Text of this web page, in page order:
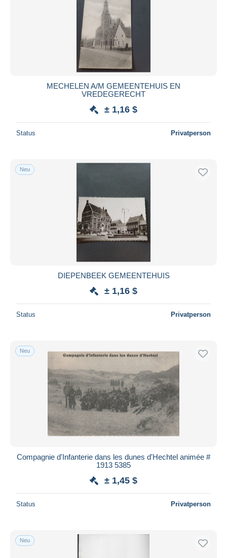
MECHELEN A/M GEMEENTEHUIS EN
VREDEGERECHT
± 1,16 $
Status Privatperson
Neu
DIEPENBEEK GEMEENTEHUIS
± 1,16 $
Status Privatperson
Neu
Compagnie d'Infanterie dans les dunes d'Hechtel animée #
1913 5385
± 1,45 $
Status Privatperson
Neu